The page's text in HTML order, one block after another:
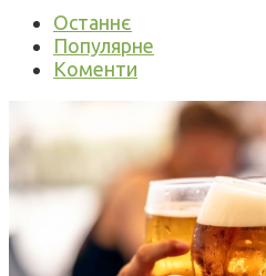
Останнє
Популярне
Коменти